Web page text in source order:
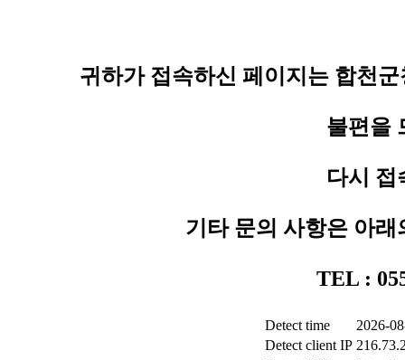
귀하가 접속하신 페이지는 합천
불편을
다시 접
기타 문의 사항은 아
TEL :
Detect time
2026-
Detect client IP